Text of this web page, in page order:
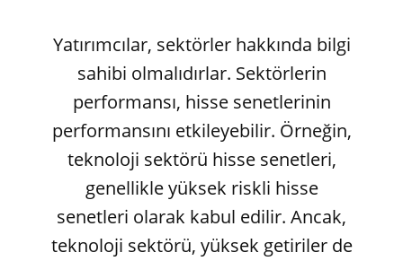
Yatırımcılar, sektörler hakkında bilgi
sahibi olmalıdırlar. Sektörlerin
performansı, hisse senetlerinin
performansını etkileyebilir. Örneğin,
teknoloji sektörü hisse senetleri,
genellikle yüksek riskli hisse
senetleri olarak kabul edilir. Ancak,
teknoloji sektörü, yüksek getiriler de